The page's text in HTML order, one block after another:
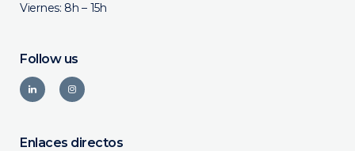
Viernes: 8h – 15h
Follow us
Enlaces directos